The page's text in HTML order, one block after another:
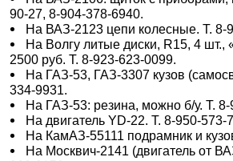
90-27, 8-904-378-6940.
На ВАЗ-2123 цепи колесные. Т. 8-
На Волгу литые диски, R15, 4 шт.,
2500 руб. Т. 8-923-623-0099.
На ГАЗ-53, ГАЗ-3307 кузов
334-9931.
На ГАЗ-53: резина, можно б/у. Т.
На двигатель YD-22. Т. 8-950-573-
На КамАЗ-55111 подрамник и
На Москвич-2141 (двигатель от